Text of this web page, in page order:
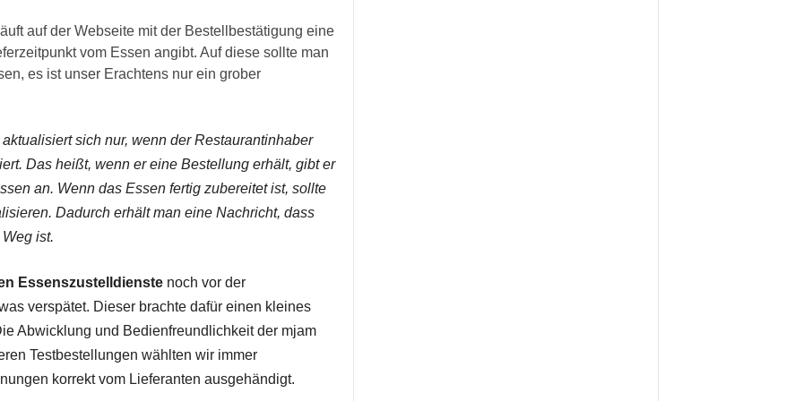
auf der Webseite mit der Bestellbestätigung eine
vom Essen angibt. Auf diese sollte man
es ist unser Erachtens nur ein grober
sich nur, wenn der Restaurantinhaber
Das heißt, wenn er eine Bestellung erhält, gibt er
an. Wenn das Essen fertig zubereitet ist, sollte
Dadurch erhält man eine Nachricht, dass
ist.
Essenszustelldienstenoch vor der
verspätet. Dieser brachte dafür einen kleines
Abwicklung und Bedienfreundlichkeit der mjam
Testbestellungen wählten wir immer
korrekt vom Lieferanten ausgehändigt.